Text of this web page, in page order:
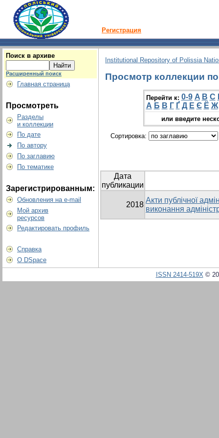
Регистрация
Поиск в архиве
Расширенный поиск
Главная страница
Просмотреть
Разделы
и коллекции
По дате
По автору
По заглавию
По тематике
Зарегистрированным:
Обновления на e-mail
Мой архив
ресурсов
Редактировать профиль
Справка
О DSpace
Institutional Repository of Polissia
Просмотр коллекции
Перейти к: 0-9 A B C
А Б В Г Ґ Д Е Є Ё Ж
или введите
Сортировка:
Дата
публикации
2018
Акти публічної
виконання
ISSN 2414-519X©